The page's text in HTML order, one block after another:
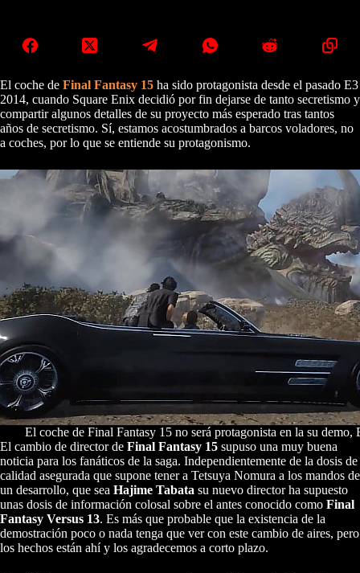
El coche de Final Fantasy 15 ha sido protagonista desde el pasado E3
2014, cuando Square Enix decidió por fin dejarse de tanto secretismo y
compartir algunos detalles de su proyecto más esperado tras tantos
años de secretismo. Sí, estamos acostumbrados a barcos voladores, no
a coches, por lo que se entiende su protagonismo.
El coche de Final Fantasy 15 no será protagonista en la su demo,
El cambio de director de Final Fantasy 15 supuso una muy buena
noticia para los fanáticos de la saga. Independientemente de la dosis de
calidad asegurada que supone tener a Tetsuya Nomura a los mandos de
un desarrollo, que sea Hajime Tabata su nuevo director ha supuesto
unas dosis de información colosal sobre el antes conocido como Final
Fantasy Versus 13. Es más que probable que la existencia de la
demostración poco o nada tenga que ver con este cambio de aires, pero
los hechos están ahí y los agradecemos a corto plazo.